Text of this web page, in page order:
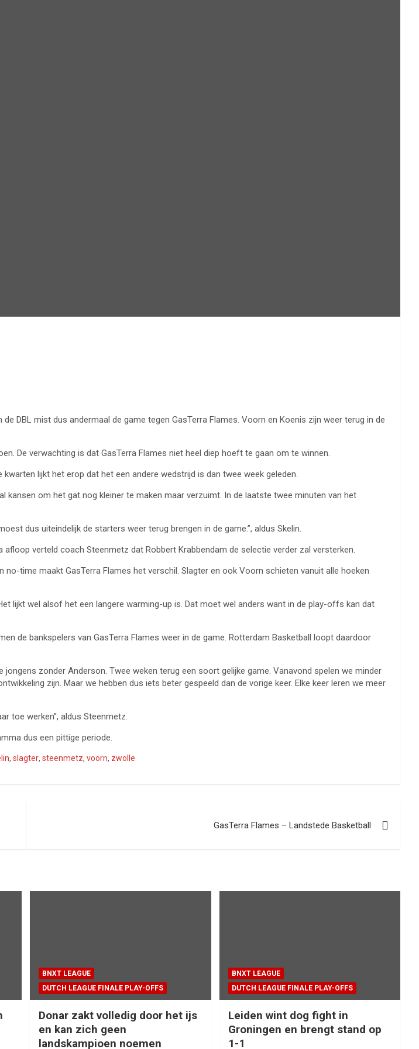
DBL mist dus andermaal de game tegen GasTerra Flames. Voorn en Koenis zijn weer terug in de
De verwachting is dat GasTerra Flames niet heel diep hoeft te gaan om te winnen.
lijkt het erop dat het een andere wedstrijd is dan twee week geleden.
om het gat nog kleiner te maken maar verzuimt. In de laatste twee minuten van het
dus uiteindelijk de starters weer terug brengen in de game.”, aldus Skelin.
verteld coach Steenmetz dat Robbert Krabbendam de selectie verder zal versterken.
time maakt GasTerra Flames het verschil. Slagter en ook Voorn schieten vanuit alle hoeken
lijkt wel alsof het een langere warming-up is. Dat moet wel anders want in de play-offs kan dat
de bankspelers van GasTerra Flames weer in de game. Rotterdam Basketball loopt daardoor
zonder Anderson. Twee weken terug een soort gelijke game. Vanavond spelen we minder
zijn. Maar we hebben dus iets beter gespeeld dan de vorige keer. Elke keer leren we meer
toe werken”, aldus Steenmetz.
dus een pittige periode.
, slagter, steenmetz, voorn, zwolle
GasTerra Flames – Landstede Basketball
BNXT LEAGUE
DUTCH LEAGUE FINALE PLAY-OFFS
Donar zakt volledig door het ijs
en kan zich geen
landskampioen noemen
BNXT LEAGUE
DUTCH LEAGUE FINALE PLAY-OFFS
Leiden wint dog fight in
Groningen en brengt stand op
1-1